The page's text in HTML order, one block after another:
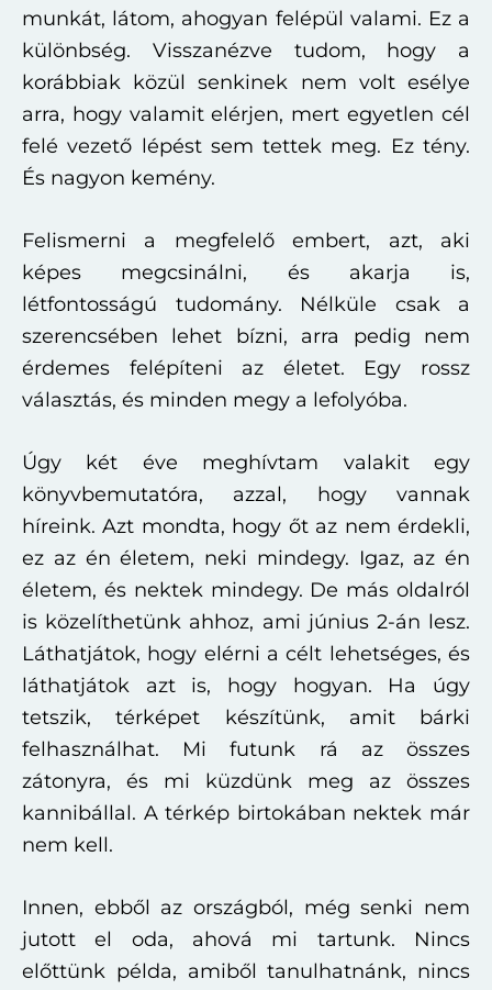
munkát, látom, ahogyan felépül valami. Ez a
különbség. Visszanézve tudom, hogy a
korábbiak közül senkinek nem volt esélye
arra, hogy valamit elérjen, mert egyetlen cél
felé vezető lépést sem tettek meg. Ez tény.
És nagyon kemény.
Felismerni a megfelelő embert, azt, aki
képes megcsinálni, és akarja is,
létfontosságú tudomány. Nélküle csak a
szerencsében lehet bízni, arra pedig nem
érdemes felépíteni az életet. Egy rossz
választás, és minden megy a lefolyóba.
Úgy két éve meghívtam valakit egy
könyvbemutatóra, azzal, hogy vannak
híreink. Azt mondta, hogy őt az nem érdekli,
ez az én életem, neki mindegy. Igaz, az én
életem, és nektek mindegy. De más oldalról
is közelíthetünk ahhoz, ami június 2-án lesz.
Láthatjátok, hogy elérni a célt lehetséges, és
láthatjátok azt is, hogy hogyan. Ha úgy
tetszik, térképet készítünk, amit bárki
felhasználhat. Mi futunk rá az összes
zátonyra, és mi küzdünk meg az összes
kannibállal. A térkép birtokában nektek már
nem kell.
Innen, ebből az országból, még senki nem
jutott el oda, ahová mi tartunk. Nincs
előttünk példa, amiből tanulhatnánk, nincs